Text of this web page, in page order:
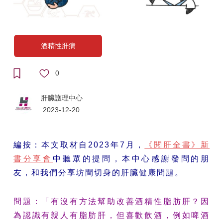
酒精性肝病
0
肝臟護理中心
2023-12-20
編按：本文取材自2023年7月，
《閱肝全書》新
書分享會中聽眾的提問，本中心感謝發問的朋
友，和我們分享坊間切身的肝臟健康問題。
問題：「有沒有方法幫助改善酒精性脂肪肝？因
為認識有親人有脂肪肝，但喜歡飲酒，例如啤酒